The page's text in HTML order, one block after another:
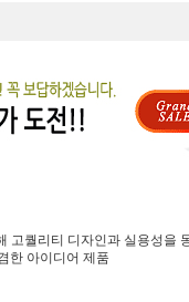
고퀄리티 디자인과 실용성을
한 아이디어 제품